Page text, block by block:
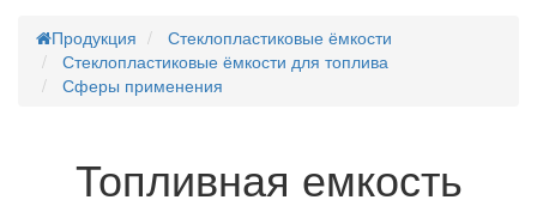
Продукция
Стеклопластиковые ёмкости
Стеклопластиковые ёмкости для топлива
Сферы применения
Топливная емкость